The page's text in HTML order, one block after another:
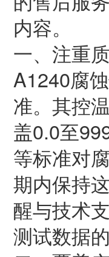
内容。
一、注重
A1240腐
准。其控
盖0.0至
等标准对
期内保持
醒与技术
测试数据